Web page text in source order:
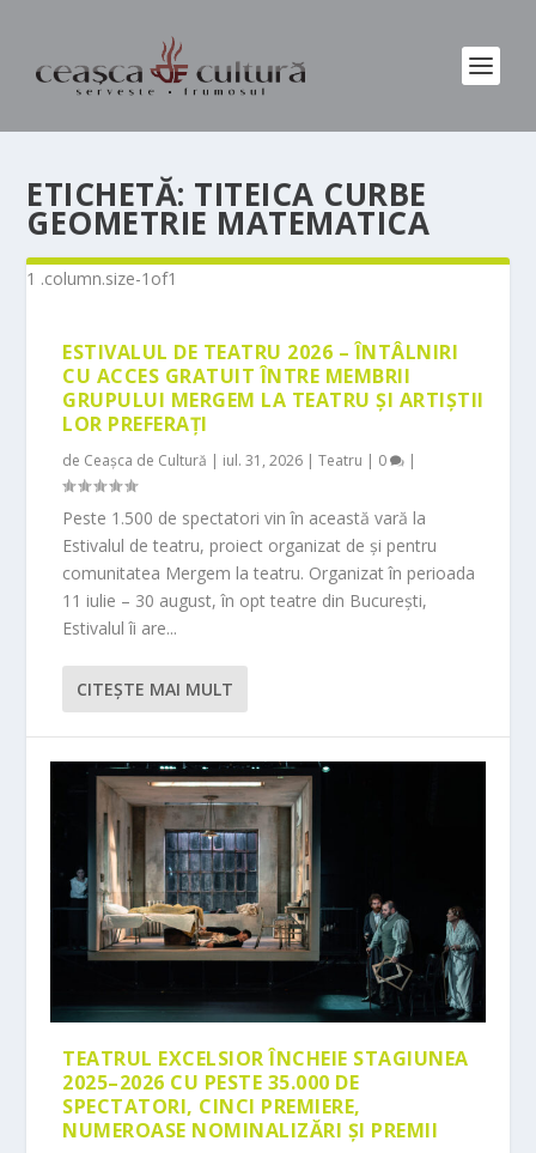
ETICHETĂ: TITEICA CURBE
GEOMETRIE MATEMATICA
ESTIVALUL DE TEATRU 2026 – ÎNTÂLNIRI
CU ACCES GRATUIT ÎNTRE MEMBRII
GRUPULUI MERGEM LA TEATRU ȘI ARTIȘTII
LOR PREFERAȚI
de Ceașca de Cultură | iul. 31, 2026 |Teatru | 0 |
Peste 1.500 de spectatori vin în această vară la
Estivalul de teatru, proiect organizat de și pentru
comunitatea Mergem la teatru. Organizat în perioada
11 iulie – 30 august, în opt teatre din București,
Estivalul îi are...
CITEŞTE MAI MULT
TEATRUL EXCELSIOR ÎNCHEIE STAGIUNEA
2025–2026 CU PESTE 35.000 DE
SPECTATORI, CINCI PREMIERE,
NUMEROASE NOMINALIZĂRI ȘI PREMII